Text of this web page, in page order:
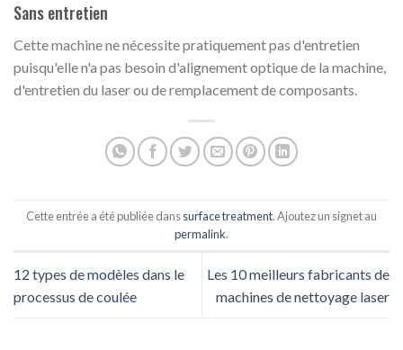
Sans entretien
Cette machine ne nécessite pratiquement pas d'entretien
puisqu'elle n'a pas besoin d'alignement optique de la machine,
d'entretien du laser ou de remplacement de composants.
Cette entrée a été publiée danssurface treatment. Ajoutez un signet au
permalink.
12 types de modèles dans le
processus de coulée
Les 10 meilleurs fabricants de
machines de nettoyage laser